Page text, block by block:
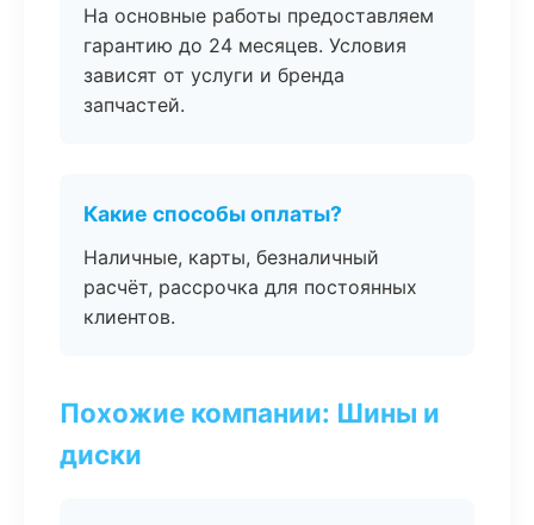
На основные работы предоставляем
гарантию до 24 месяцев. Условия
зависят от услуги и бренда
запчастей.
Какие способы оплаты?
Наличные, карты, безналичный
расчёт, рассрочка для постоянных
клиентов.
Похожие компании: Шины и
диски